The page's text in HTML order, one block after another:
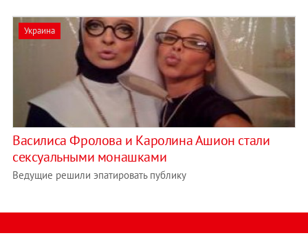
Украина
Василиса Фролова и Каролина Ашион стали
сексуальными монашками
Ведущие решили эпатировать публику